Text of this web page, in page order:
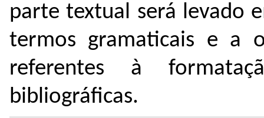
parte textual será levado
termos gramaticais e a
referentes à
bibliográficas.